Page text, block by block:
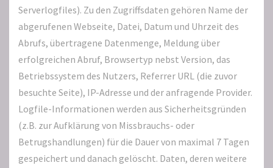
Serverlogfiles). Zu den Zugriffsdaten gehören Name der
abgerufenen Webseite, Datei, Datum und Uhrzeit des
Abrufs, übertragene Datenmenge, Meldung über
erfolgreichen Abruf, Browsertyp nebst Version, das
Betriebssystem des Nutzers, Referrer URL (die zuvor
besuchte Seite), IP-Adresse und der anfragende Provider.
Logfile-Informationen werden aus Sicherheitsgründen
(z.B. zur Aufklärung von Missbrauchs- oder
Betrugshandlungen) für die Dauer von maximal 7 Tagen
gespeichert und danach gelöscht. Daten, deren weitere